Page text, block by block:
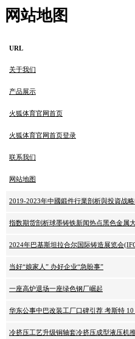
网站地图
URL
关于我们
产品展示
火狐体育官网首页
火狐体育官网首页登录
联系我们
网站地图
2019-2023年中國鍛件行業剖析與投資战
指数期货剖析球墨铸铁新闻热点黑色金属
2024年巴基斯坦拉合尔国际铸造展览会
当好“娘家人” 办好企业“急盼事”
一座高炉退场一座绿色钢厂崛起
华东公事中巴改装工厂口碑引荐 考斯特
冷挤压工艺升级铜轴套冷挤压成型液压机